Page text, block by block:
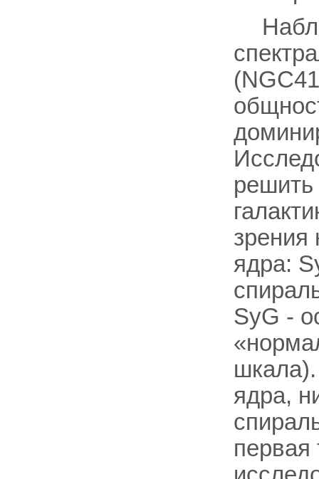
решить
зрения
ядра:
SyG -
ядра,
первая